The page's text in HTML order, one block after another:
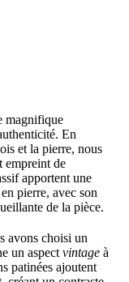
magnifique
En
et la pierre, nous
empreint de
apportent une
pierre, avec son
de la pièce.
avons choisi un
un aspect vintage à
patinées ajoutent